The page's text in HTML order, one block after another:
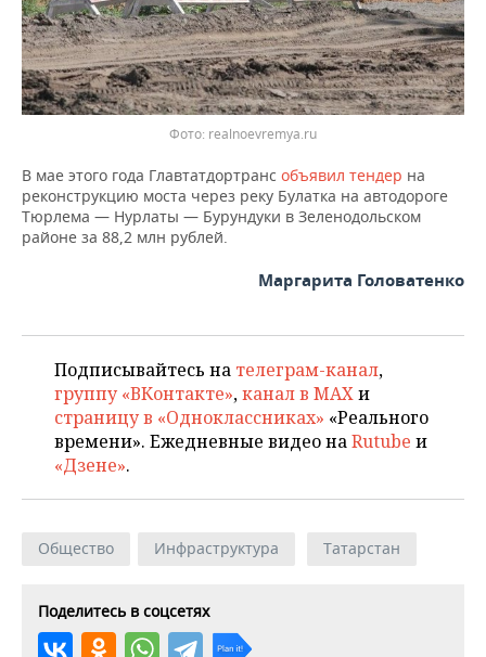
Фото: realnoevremya.ru
В мае этого года Главтатдортранс объявил тендер на
реконструкцию моста через реку Булатка на автодороге
Тюрлема — Нурлаты — Бурундуки в Зеленодольском
районе за 88,2 млн рублей.
Маргарита Головатенко
Подписывайтесь на телеграм-канал,
группу «ВКонтакте»,канал в MAXи
страницу в «Одноклассниках» «Реального
времени». Ежедневные видео наRutube и
«Дзене».
Общество Инфраструктура Татарстан
Поделитесь в соцсетях